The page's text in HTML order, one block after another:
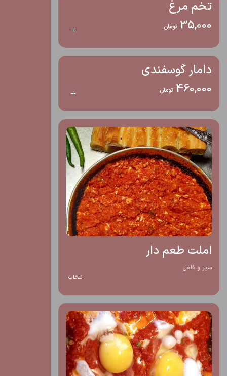
تخم مرغ
35,000 تومان
دامار گوسفندی
460,000 تومان
املت طعم دار
سیر و فلفل
انتخاب